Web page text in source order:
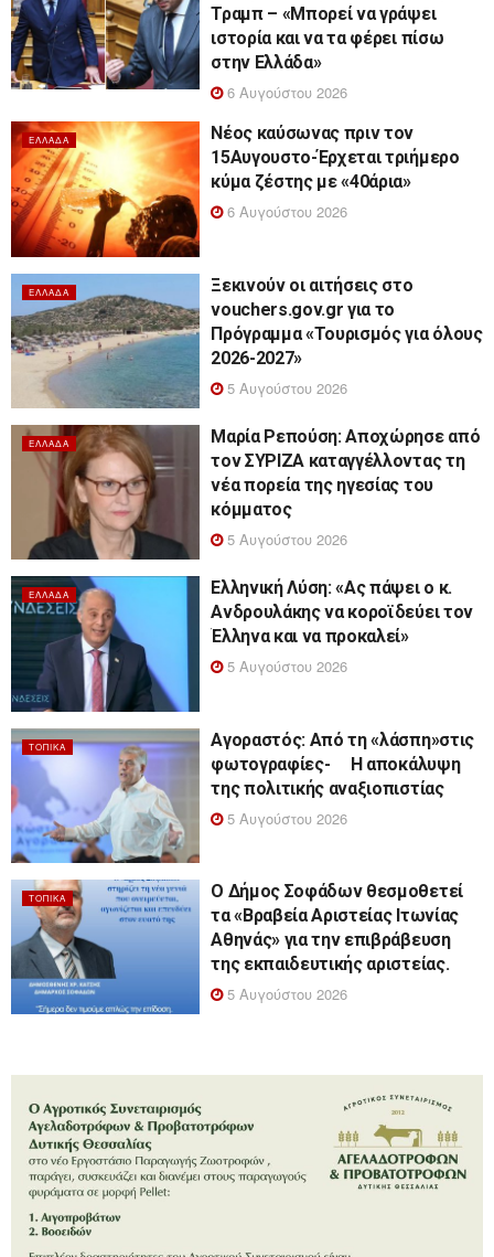
Τραμπ – «Μπορεί να γράψει
ιστορία και να τα φέρει πίσω
στην Ελλάδα»
6 Αυγούστου 2026
ΕΛΛΆΔΑ
Νέος καύσωνας πριν τον
15Αυγουστο-Έρχεται τριήμερο
κύμα ζέστης με «40άρια»
6 Αυγούστου 2026
ΕΛΛΆΔΑ
Ξεκινούν οι αιτήσεις στο
vouchers.gov.gr για το
Πρόγραμμα «Τουρισμός για όλους
2026-2027»
5 Αυγούστου 2026
ΕΛΛΆΔΑ
Μαρία Ρεπούση: Αποχώρησε από
τον ΣΥΡΙΖΑ καταγγέλλοντας τη
νέα πορεία της ηγεσίας του
κόμματος
5 Αυγούστου 2026
ΕΛΛΆΔΑ
Ελληνική Λύση: «Ας πάψει ο κ.
Ανδρουλάκης να κοροϊδεύει τον
Έλληνα και να προκαλεί»
5 Αυγούστου 2026
ΤΟΠΙΚΆ
Αγοραστός: Από τη «λάσπη»στις
φωτογραφίες- Η αποκάλυψη
της πολιτικής αναξιοπιστίας
5 Αυγούστου 2026
ΤΟΠΙΚΆ
Ο Δήμος Σοφάδων θεσμοθετεί
τα «Βραβεία Αριστείας Ιτωνίας
Αθηνάς» για την επιβράβευση
της εκπαιδευτικής αριστείας.
5 Αυγούστου 2026